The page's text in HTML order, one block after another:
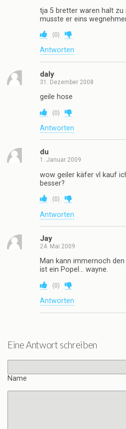
tja 5 bretter waren halt
musste er eins
(0)
Antworten
daly
31. Dezember 2008
geile hose
(0)
Antworten
du
1. Januar 2009
wow geiler käfer vl kauf
besser?
(0)
Antworten
Jay
24. Mai 2009
Man kann immernoch
ist ein Popel… wayne.
(0)
Antworten
Eine Antwort schreiben
Name